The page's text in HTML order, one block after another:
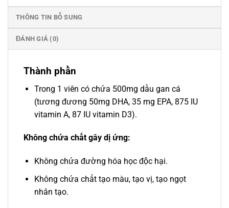
THÔNG TIN BỔ SUNG
ĐÁNH GIÁ (0)
Thành phần
Trong 1 viên có chứa 500mg dầu gan cá
(tương đương 50mg DHA, 35 mg EPA, 875 IU
vitamin A, 87 IU vitamin D3).
Không chứa chất gây dị ứng:
Không chứa đường hóa học độc hại.
Không chứa chất tạo màu, tạo vị, tạo ngọt
nhân tạo.